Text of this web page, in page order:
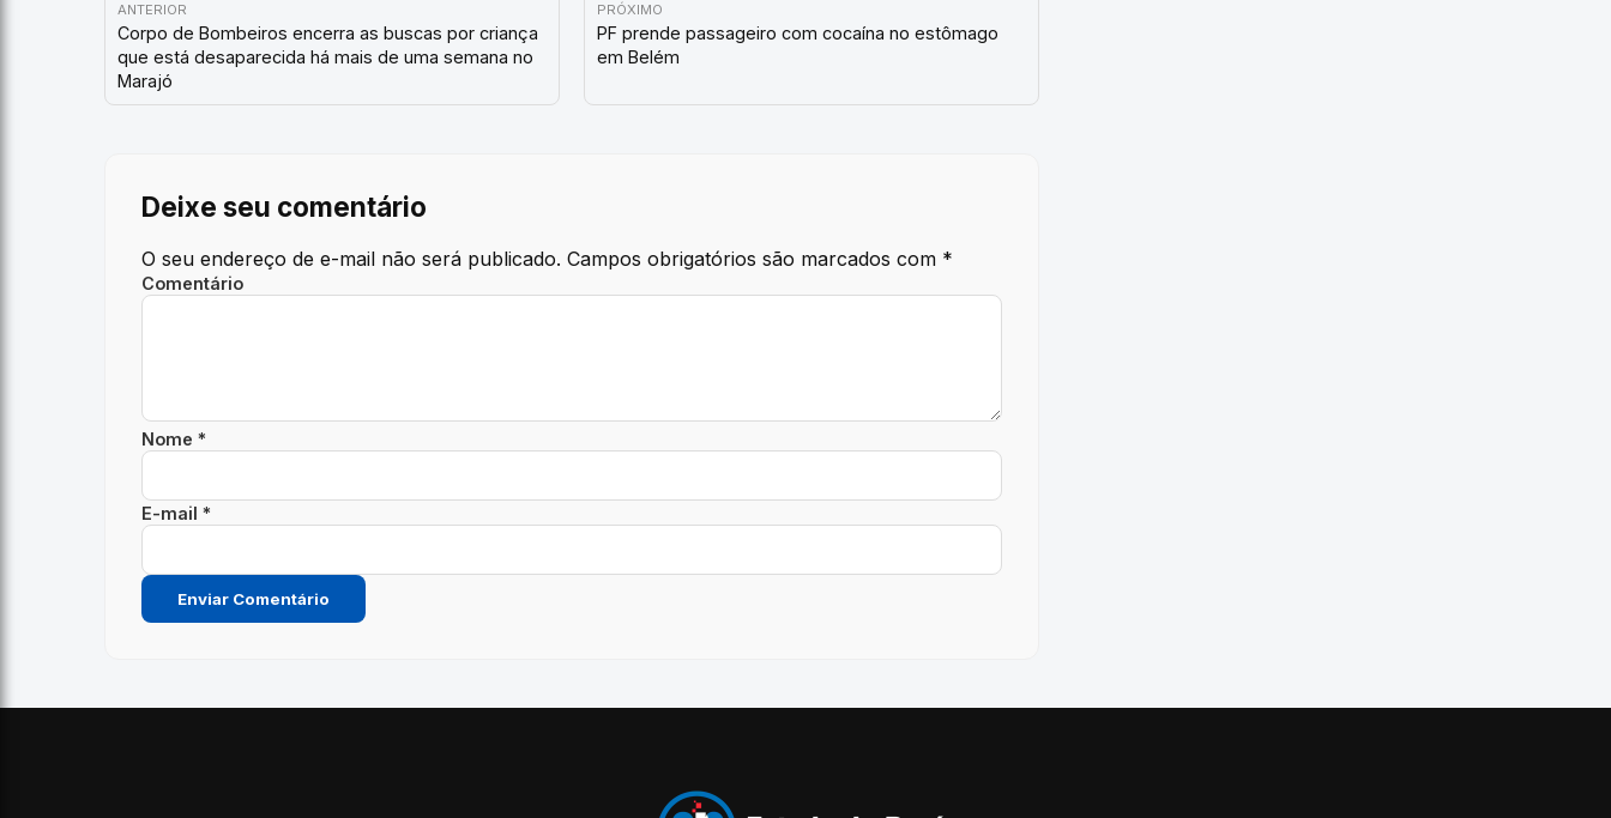
ANTERIOR
Corpo de Bombeiros encerra as buscas por criança
que está desaparecida há mais de uma semana no
Marajó
PRÓXIMO
PF prende passageiro com cocaína no estômago
em Belém
Deixe seu comentário
O seu endereço de e-mail não será publicado. Campos obrigatórios são marcados com *
Comentário
Nome *
E-mail *